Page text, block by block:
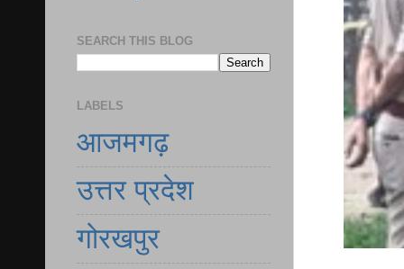
SEARCH THIS BLOG
LABELS
आजमगढ़
उत्तर प्रदेश
गोरखपुर